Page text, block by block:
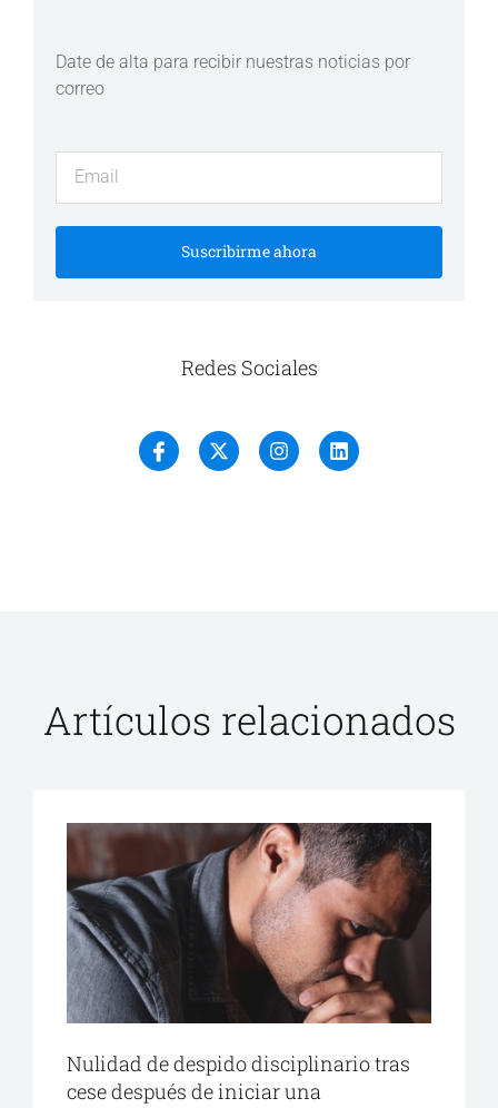
Date de alta para recibir nuestras noticias por
correo
Suscribirme ahora
Redes Sociales
Artículos relacionados
Nulidad de despido disciplinario tras
cese después de iniciar una